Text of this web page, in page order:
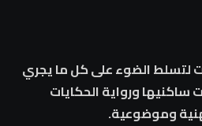
لتسلط الضوء على كل ما يجري
ورواية الحكايات
وموضوعية.